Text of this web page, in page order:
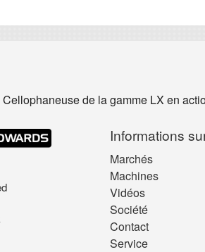
Cellophaneuse de la gamme LX en
‫Informations
Marchés
Machines
Vidéos
Société
Contact
Service